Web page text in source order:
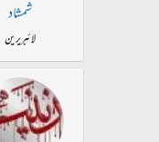
شمشاد
لائبریرین